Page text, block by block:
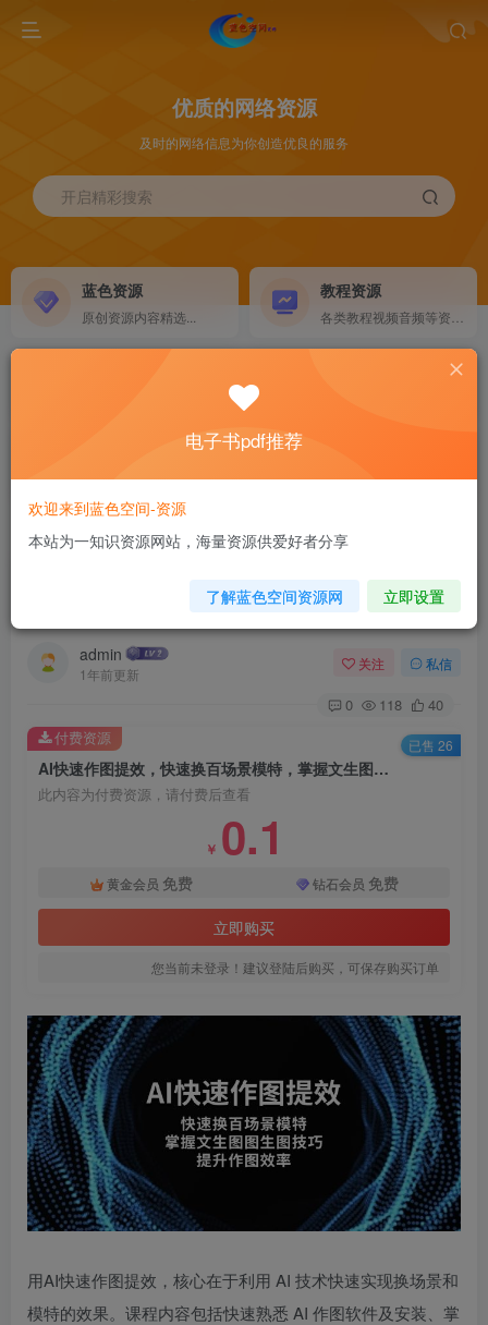
优质的网络资源
及时的网络信息为你创造优良的服务
开启精彩搜索
蓝色资源
原创资源内容精选...
教程资源
计算机 移动设备 软件下载....
电子书籍下载...
首页 AI技术 正文
AI快速作图提效，快速换百场景模特，掌握文生图
图生图技巧，提升作图效率
admin
1年前更新
关注 私信
0 118 40
AI快速作图提效，快速换百场景模特，掌握文生图图生图技巧，提升作图效率
此内容为付费资源，请付费后查看
￥ 0.1
黄金会员 免费 钻石会员 免费
立即购买
您当前未登录！建议登陆后购买，可保存购买订单
付费资源 已售 26
用AI快速作图提效，核心在于利用 AI 技术快速实现换场景和
模特的效果。课程内容包括快速熟悉 AI 作图软件及安装、掌
电子书pdf推荐
欢迎来到蓝色空间-资源
本站为一知识资源网站，海量资源供爱好者分享
了解蓝色空间资源网 立即设置